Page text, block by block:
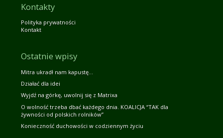
Kontakty
Polityka prywatności
Kontakt
Ostatnie wpisy
Mitra ukradł nam kapustę…
Działać dla idei
Wyjdź na górkę, uwolnij się z Matrixa
O wolność trzeba dbać każdego dnia. KOALICJA “TAK dla
żywności od polskich rolników”
Konieczność duchowości w codziennym życiu